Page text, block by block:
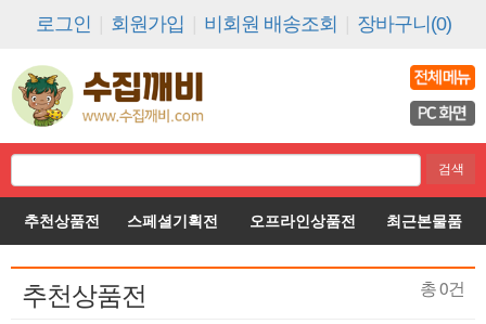
로그인 회원가입 비회원 배송조회 장바구니(0)
추천상품전 스페셜기획전 오프라인상품전 최근본물품
총0건
추천상품전